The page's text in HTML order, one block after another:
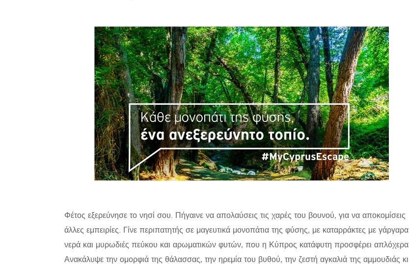
Φέτος εξερεύνησε το νησί σου. Πήγαινε να απολαύσεις τις χαρές του βουνού, για να αποκομίσεις
άλλες εμπειρίες. Γίνε περιπατητής σε μαγευτικά μονοπάτια της φύσης, με καταρράκτες με γάργαρα
νερά και μυρωδιές πεύκου και αρωματικών φυτών, που η Κύπρος κατάφυτη προσφέρει απλόχερα.
Ανακάλυψε την ομορφιά της θάλασσας, την ηρεμία του βυθού, την ζεστή αγκαλιά της αμμουδιάς κι